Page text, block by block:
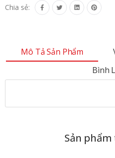
Chia sẻ:
Mô Tả Sản Phẩm
Bình
Sản